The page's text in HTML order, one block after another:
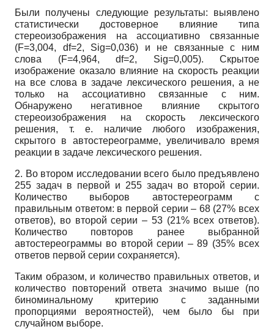
Были получены следующие результаты: выявлено
статистически достоверное влия­ние типа
стереоизображения на ассоциативно связанные
(F=3,004, df=2, Sig=0,036) и не связанные с ним
слова (F=4,964, df=2, Sig=0,005). Скрытое
изображение оказало влияние на скорость реакции
на все слова в задаче лексического решения, а не
только на ассоциа­тивно связанные с ним.
Обнаружено негативное влияние скрытого
стереоизображения на скорость лексического
решения, т. е. наличие любого изображения,
скрытого в автостерео­грамме, увеличивало время
реакции в задаче лексического решения.
2. Во втором исследовании всего было предъявлено
255 задач в первой и 255 задач во второй серии.
Количество выборов автостереограмм с
правильным ответом: в первой се­рии – 68 (27% всех
ответов), во второй серии – 53 (21% всех ответов).
Количество повторов ранее выбранной
автостереограммы во второй серии – 89 (35% всех
ответов первой серии сохраняется).
Таким образом, и количество правильных ответов, и
количество повторений ответа значимо выше (по
биноминальному критерию с заданными
пропорциями вероятностей), чем было бы при
случайном выборе.